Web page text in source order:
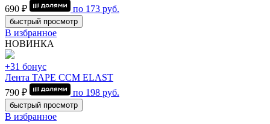
690 ₽
по 173 руб.
быстрый просмотр
В избранное
НОВИНКА
+31 бонус
Лента TAPE CCM ELAST
790 ₽
по 198 руб.
быстрый просмотр
В избранное